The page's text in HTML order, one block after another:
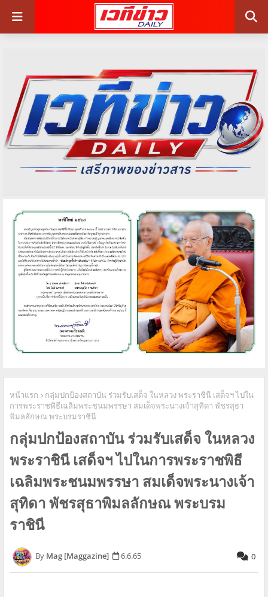
หน้าแรก
กลุ่มปกป้องสถาบัน ร่วมรับเสด็จ ในหลวง พระราชินี เสด็จฯ ไปใน
การพระราชพิธีเฉลิมพระชนมพรรษา สมเด็จพระนางเจ้าสุทิดา พัชรสุธา
พิมลลักษณ พระบรมราชินี
กลุ่มปกป้องสถาบัน ร่วมรับเสด็จ ในหลวง
พระราชินี เสด็จฯ ไปในการพระราชพิธี
เฉลิมพระชนมพรรษา สมเด็จพระนางเจ้า
สุทิดา พัชรสุธาพิมลลักษณ พระบรม
ราชินี
Mag [Maggazine] 6.6.65 0